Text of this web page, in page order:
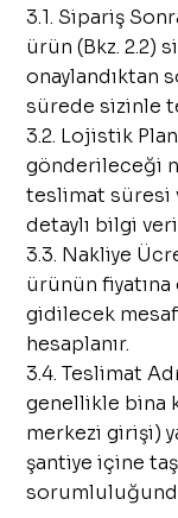
3.1. Sipariş
ürün (Bkz. 2.2)
onaylandıktan
sürede sizinle
3.2. Lojistik
gönderileceği
teslimat süresi
detaylı bilgi
3.3. Nakliye
ürünün
gidilecek
hesaplanır.
3.4. Teslimat
genellikle bina
merkezi girişi)
şantiye içine